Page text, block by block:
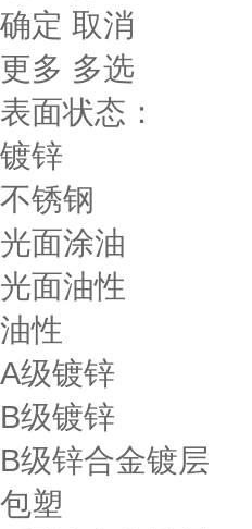
确定 取消
更多 多选
表面状态：
镀锌
不锈钢
光面涂油
光面油性
油性
A级镀锌
B级镀锌
B级锌合金镀层
包塑